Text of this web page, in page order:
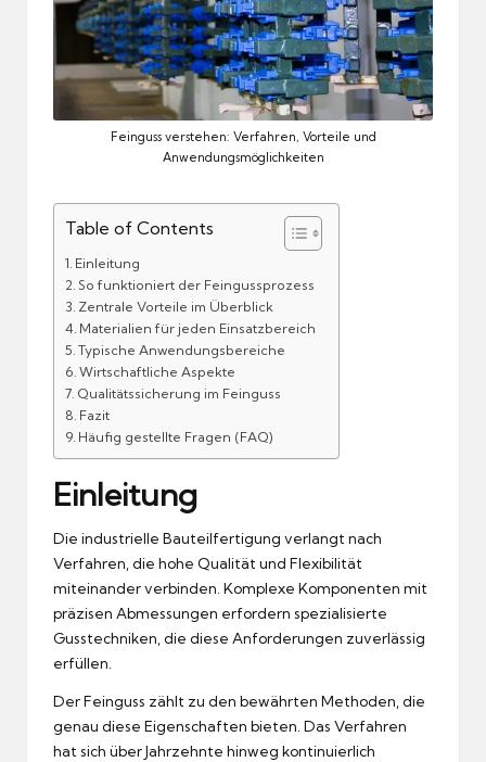
Feinguss verstehen: Verfahren, Vorteile und
Anwendungsmöglichkeiten
Table of Contents
Einleitung
So funktioniert der Feingussprozess
Zentrale Vorteile im Überblick
Materialien für jeden Einsatzbereich
Typische Anwendungsbereiche
Wirtschaftliche Aspekte
Qualitätssicherung im Feinguss
Fazit
Häufig gestellte Fragen (FAQ)
Einleitung
Die industrielle Bauteilfertigung verlangt nach
Verfahren, die hohe Qualität und Flexibilität
miteinander verbinden. Komplexe Komponenten mit
präzisen Abmessungen erfordern spezialisierte
Gusstechniken, die diese Anforderungen zuverlässig
erfüllen.
Der Feinguss zählt zu den bewährten Methoden, die
genau diese Eigenschaften bieten. Das Verfahren
hat sich über Jahrzehnte hinweg kontinuierlich